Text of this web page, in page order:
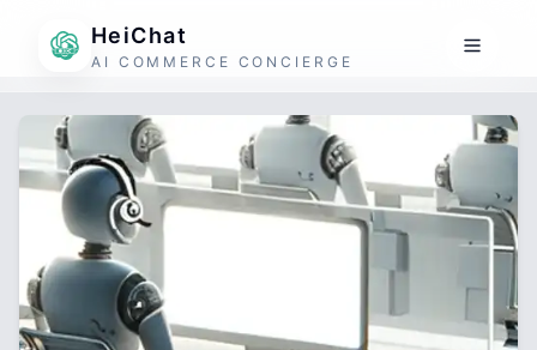
HeiChat
AI COMMERCE CONCIERGE